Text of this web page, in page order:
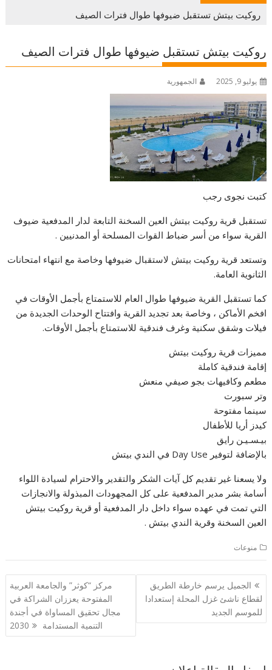
روكيت بيتش تستقبل ضيوفها طوال فترات الصيف
روكيت بيتش تستقبل ضيوفها طوال فترات الصيف
يوليو 9, 2025 الجمهورية
كتبت نجوى رجب
تستقبل قرية روكيت بيتش العين السخنة التابعة لدار المدفعية ضيوف
القرية سواء من أسر ضباط القوات المسلحة أو المدنيين .
وتستعد قرية روكيت بيتش لاستقبال ضيوفها وخاصة مع انتهاء امتحانات
الثانوية العامة.
كما تستقبل القرية ضيوفها طوال العام للاستمتاع بأجمل الأوقات في
افخم الأماكن ، وخاصة بعد تجديد القرية وافتتاح الوحدات الجديدة من
فيلات وشقق سكنية وغرف فندقية للاستمتاع بأجمل الأوقات.
مميزات قرية روكيت بيتش
إقامة فندقية كاملة
مطعم وكافيهات بجو صيفي منعش
وتر سبورت
سينما مفتوحة
كيدز أريا للأطفال
بيـسـيـن رايق
بالإضافة لتوفير Day Use في الندي بيتش
ولا يسعنا غير تقديم كل آيات الشكر والتقدير والاحترام لسيادة اللواء
أسامة بشر مدير المدفعية على كل المجهودات المبذولة والانجازات
التي تمت في عهده سواء داخل دار المدفعية أو قرية روكيت بيتش
العين السخنة وقرية الندي بيتش .
منوعات
تصفّح
المقالات
الجميل يرسم خارطة الطريق
لقطاع ناشئ غزل المحلة إستعدادا
للموسم الجديد
مركز “كوثر” والجامعة العربية
المفتوحة يعززان الشراكة في
مجال تحقيق المساواة في أجندة
التنمية المستدامة 2030